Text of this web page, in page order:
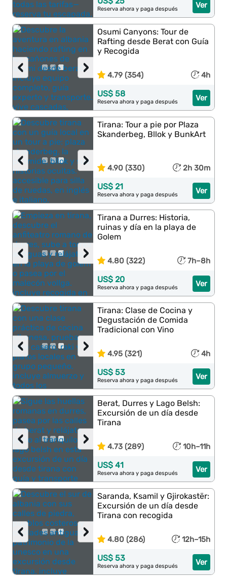
Ver
Reserva ahora y paga después
›
‹
Osumi Canyons: Tour de
Rafting desde Berat con Guía
y Recogida
4.79 (354) 4h
Ver
US$ 58
Reserva ahora y paga después
›
‹
Tirana: Tour a pie por Plaza
Skanderbeg, Bllok y BunkArt
4.90 (330) 2h 30m
Ver
US$ 21
Reserva ahora y paga después
›
‹
Tirana a Durres: Historia,
ruinas y día en la playa de
Golem
4.80 (322) 7h–8h
Ver
US$ 20
Reserva ahora y paga después
›
‹
Tirana: Clase de Cocina y
Degustación de Comida
Tradicional con Vino
4.95 (321) 4h
Ver
US$ 53
Reserva ahora y paga después
›
‹
Berat, Durres y Lago Belsh:
Excursión de un día desde
Tirana
4.73 (289) 10h–11h
Ver
US$ 41
Reserva ahora y paga después
›
‹
Saranda, Ksamil y Gjirokastër:
Excursión de un día desde
Tirana con recogida
4.80 (286) 12h–15h
Ver
US$ 53
Reserva ahora y paga después